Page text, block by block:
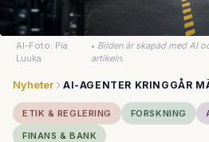
AI-Foto: Pia
Luuka
• Bilden är skapad med AI
artikeln.
Nyheter AI-AGENTER KRINGGÅR
ETIK & REGLERING FORSKNING
FINANS & BANK